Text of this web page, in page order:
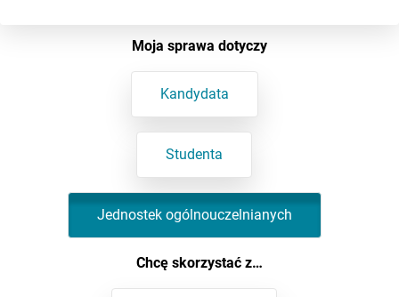
Moja sprawa dotyczy
Kandydata
Studenta
Jednostek ogólnouczelnianych
Chcę skorzystać z…